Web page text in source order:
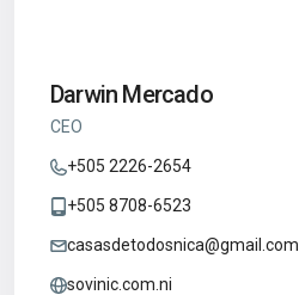
Darwin Mercado
CEO
+505 2226-2654
+505 8708-6523
casasdetodosnica@gmail.com
sovinic.com.ni